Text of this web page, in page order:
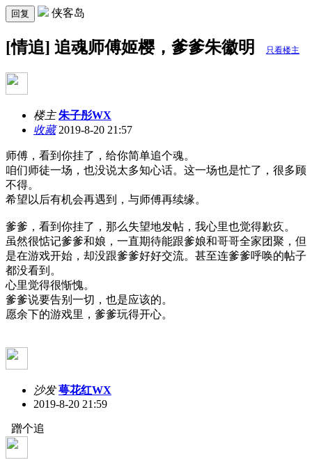
回复 侠客岛
[情追] 追魂师傅姬樱，爹爹朱徽明 只看楼主
楼主 朱子彤WX
收藏2019-8-20 21:57
师傅，看到你挂了，给你简单追个魂。
咱们师徒一场，也没说太多知心话。这一场也是忙了，很多顾
不得。
希望以后有机会再遇到，与师傅再续缘。
爹爹，看到你挂了，那么失望地发帖，我心里也觉得歉疚。
虽然很惦记爹爹和娘，一直期待能跟爹娘和哥哥全家团聚，但
是在游戏开始，却没跟爹爹好好交流。甚至连爹爹呼唤的帖子
都没看到。
心里觉得很惭愧。
爹爹说要告别一切，也是应该的。
愿余下的游戏里，爹爹玩得开心。
沙发 萼花红WX
2019-8-20 21:59
蹭个追